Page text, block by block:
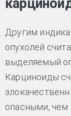
Другим
опухолей
выделяемый
Карциноиды
опасными,